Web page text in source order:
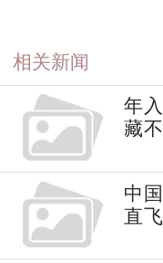
相关新闻
年
藏
中
直